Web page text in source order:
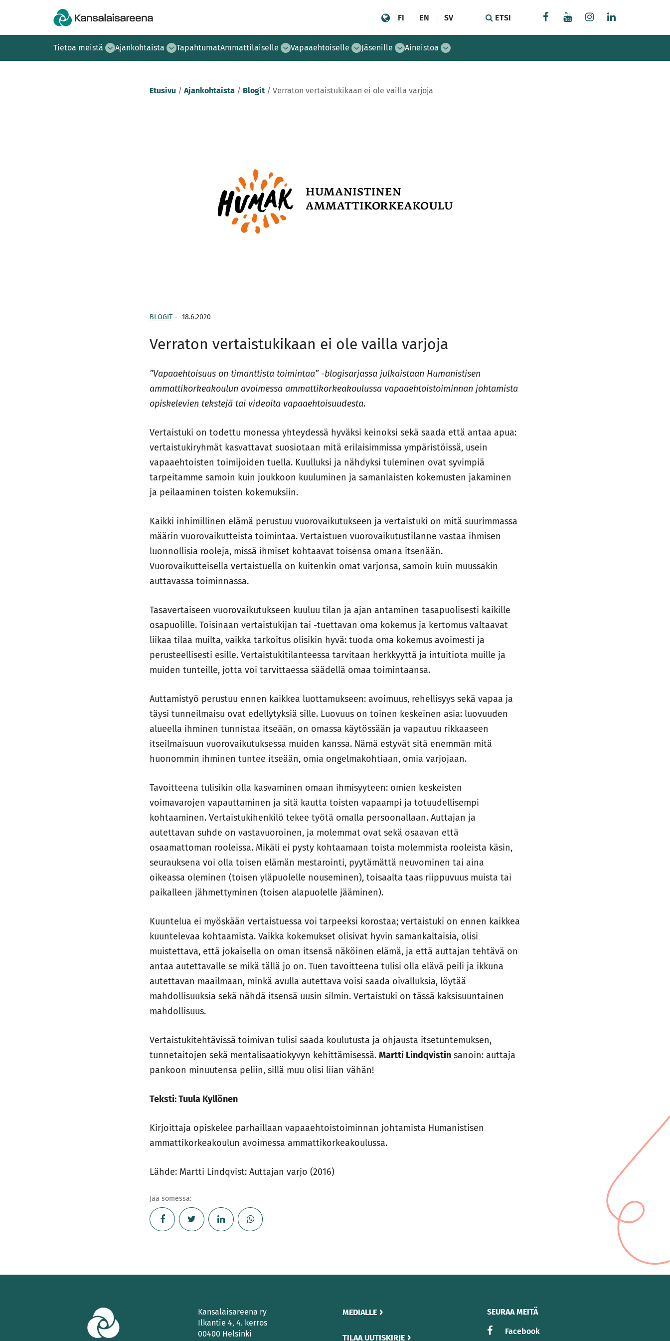
FI EN SV ETSI
Tietoa meistä Ajankohtaista TapahtumatAmmattilaiselle Vapaaehtoiselle Jäsenille Aineistoa
Etusivu /Ajankohtaista / Blogit /Verraton vertaistukikaan ei ole vailla varjoja
BLOGIT - 18.6.2020
Verraton vertaistukikaan ei ole vailla varjoja
”Vapaaehtoisuus on timanttista toimintaa” -blogisarjassa julkaistaan Humanistisen
ammattikorkeakoulun avoimessa ammattikorkeakoulussa vapaaehtoistoiminnan johtamista
opiskelevien tekstejä tai videoita vapaaehtoisuudesta.
Vertaistuki on todettu monessa yhteydessä hyväksi keinoksi sekä saada että antaa apua:
vertaistukiryhmät kasvattavat suosiotaan mitä erilaisimmissa ympäristöissä, usein
vapaaehtoisten toimijoiden tuella. Kuulluksi ja nähdyksi tuleminen ovat syvimpiä
tarpeitamme samoin kuin joukkoon kuuluminen ja samanlaisten kokemusten jakaminen
ja peilaaminen toisten kokemuksiin.
Kaikki inhimillinen elämä perustuu vuorovaikutukseen ja vertaistuki on mitä suurimmassa
määrin vuorovaikutteista toimintaa. Vertaistuen vuorovaikutustilanne vastaa ihmisen
luonnollisia rooleja, missä ihmiset kohtaavat toisensa omana itsenään.
Vuorovaikutteisella vertaistuella on kuitenkin omat varjonsa, samoin kuin muussakin
auttavassa toiminnassa.
Tasavertaiseen vuorovaikutukseen kuuluu tilan ja ajan antaminen tasapuolisesti kaikille
osapuolille. Toisinaan vertaistukijan tai -tuettavan oma kokemus ja kertomus valtaavat
liikaa tilaa muilta, vaikka tarkoitus olisikin hyvä: tuoda oma kokemus avoimesti ja
perusteellisesti esille. Vertaistukitilanteessa tarvitaan herkkyyttä ja intuitiota muille ja
muiden tunteille, jotta voi tarvittaessa säädellä omaa toimintaansa.
Auttamistyö perustuu ennen kaikkea luottamukseen: avoimuus, rehellisyys sekä vapaa ja
täysi tunneilmaisu ovat edellytyksiä sille. Luovuus on toinen keskeinen asia: luovuuden
alueella ihminen tunnistaa itseään, on omassa käytössään ja vapautuu rikkaaseen
itseilmaisuun vuorovaikutuksessa muiden kanssa. Nämä estyvät sitä enemmän mitä
huonommin ihminen tuntee itseään, omia ongelmakohtiaan, omia varjojaan.
Tavoitteena tulisikin olla kasvaminen omaan ihmisyyteen: omien keskeisten
voimavarojen vapauttaminen ja sitä kautta toisten vapaampi ja totuudellisempi
kohtaaminen. Vertaistukihenkilö tekee työtä omalla persoonallaan. Auttajan ja
autettavan suhde on vastavuoroinen, ja molemmat ovat sekä osaavan että
osaamattoman rooleissa. Mikäli ei pysty kohtaamaan toista molemmista rooleista käsin,
seurauksena voi olla toisen elämän mestarointi, pyytämättä neuvominen tai aina
oikeassa oleminen (toisen yläpuolelle nouseminen), toisaalta taas riippuvuus muista tai
paikalleen jähmettyminen (toisen alapuolelle jääminen).
Kuuntelua ei myöskään vertaistuessa voi tarpeeksi korostaa; vertaistuki on ennen kaikkea
kuuntelevaa kohtaamista. Vaikka kokemukset olisivat hyvin samankaltaisia, olisi
muistettava, että jokaisella on oman itsensä näköinen elämä, ja että auttajan tehtävä on
antaa autettavalle se mikä tällä jo on. Tuen tavoitteena tulisi olla elävä peili ja ikkuna
autettavan maailmaan, minkä avulla autettava voisi saada oivalluksia, löytää
mahdollisuuksia sekä nähdä itsensä uusin silmin. Vertaistuki on tässä kaksisuuntainen
mahdollisuus.
Vertaistukitehtävissä toimivan tulisi saada koulutusta ja ohjausta itsetuntemuksen,
tunnetaitojen sekä mentalisaatiokyvyn kehittämisessä.Martti Lindqvistin sanoin: auttaja
pankoon minuutensa peliin, sillä muu olisi liian vähän!
Teksti: Tuula Kyllönen
Kirjoittaja opiskelee parhaillaan vapaaehtoistoiminnan johtamista Humanistisen
ammattikorkeakoulun avoimessa ammattikorkeakoulussa.
Lähde: Martti Lindqvist: Auttajan varjo (2016)
Jaa somessa:
Kansalaisareena ry
Ilkantie 4, 4. kerros
00400 Helsinki
MEDIALLE
TILAA UUTISKIRJE
SEURAA MEITÄ
Facebook